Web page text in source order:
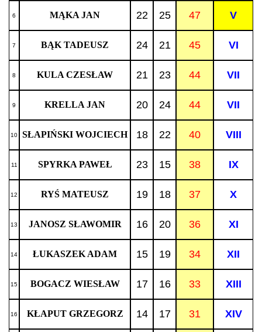
6 MĄKA JAN 22 25 47 V
7 BĄK TADEUSZ 24 21 45 VI
8 KULA CZESŁAW 21 23 44 VII
9 KRELLA JAN 20 24 44 VII
10 SŁAPIŃSKI WOJCIECH 18 22 40 VIII
11 SPYRKA PAWEŁ 23 15 38 IX
12 RYŚ MATEUSZ 19 18 37 X
13 JANOSZ SŁAWOMIR 16 20 36 XI
14 ŁUKASZEK ADAM 15 19 34 XII
15 BOGACZ WIESŁAW 17 16 33 XIII
16 KŁAPUT GRZEGORZ 14 17 31 XIV